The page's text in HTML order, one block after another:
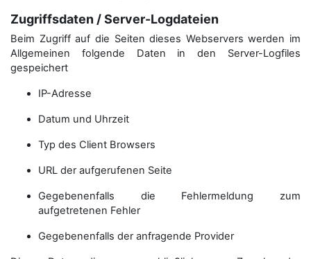
Zugriffsdaten / Server-Logdateien
Beim Zugriff auf die Seiten dieses Webservers werden im
Allgemeinen folgende Daten in den Server-Logfiles
gespeichert
IP-Adresse
Datum und Uhrzeit
Typ des Client Browsers
URL der aufgerufenen Seite
Gegebenenfalls die Fehlermeldung zum
aufgetretenen Fehler
Gegebenenfalls der anfragende Provider